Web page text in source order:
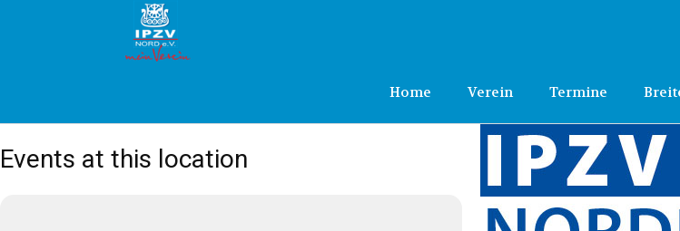
Home Verein Termine
Events at this location